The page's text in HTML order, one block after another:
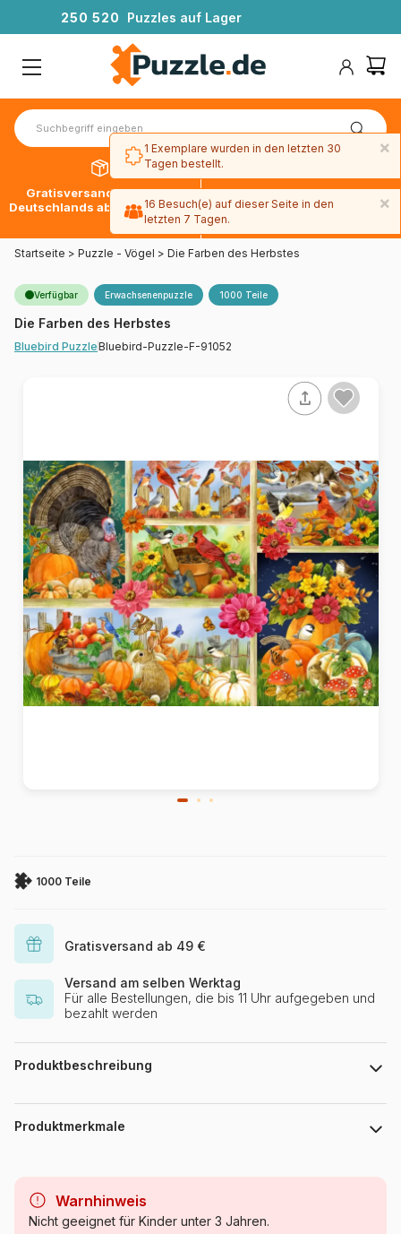
250 520 Puzzles auf Lager
Gratisversand innerhalb
Deutschlands ab 49 € mit DPD
30 Tage später bezahlen
mit Paypal
Startseite > Puzzle - Vögel > Die Farben des Herbstes
Verfügbar Erwachsenenpuzzle 1000 Teile
Die Farben des Herbstes
Bluebird PuzzleBluebird-Puzzle-F-91052
1000 Teile
Gratisversand ab 49 €
Versand am selben Werktag
Für alle Bestellungen, die bis 11 Uhr aufgegeben und
bezahlt werden
Produktbeschreibung
Jane Mayday, Licensed by Blue Sky Art & Design
Produktmerkmale
Kategorie Puzzle - Vögel
Warnhinweis
Nicht geeignet für Kinder unter 3 Jahren.
×
1 Exemplare wurden in den letzten 30
Tagen bestellt.
×
16 Besuch(e) auf dieser Seite in den
letzten 7 Tagen.